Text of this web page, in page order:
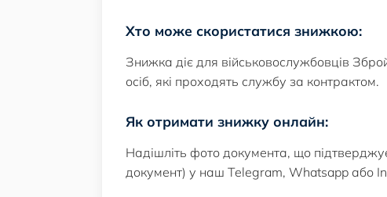
Хто може скористатися знижкою:
Знижка діє для військовослужбовців
осіб, які проходять службу за контрактом.
Як отримати знижку онлайн:
Надішліть фото документа, що
документ) у наш Telegram, Whatsapp або